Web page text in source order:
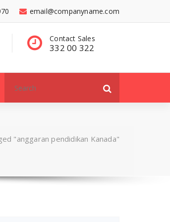
email@companyname.com
Have a questions?
contact@dummy
for:
"anggaran pendidikan Kanada"